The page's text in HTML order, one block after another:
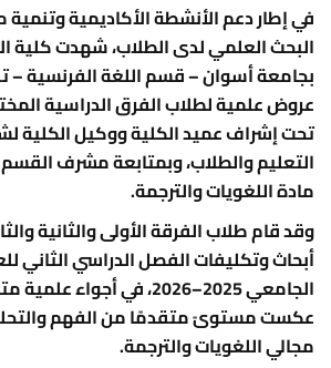
في إطار دعم الأنشطة الأكاديمية وتنمية
البحث العلمي لدى الطلاب، شهدتكلية
بجامعة أسوان– قسم اللغة الفرنسية –
عروض علمية لطلاب الفرق الدراسية
تحت إشراف عميد الكلية ووكيل الكلية
التعليم والطلاب، وبمتابعة مشرف
مادة اللغويات والترجمة.
وقد قام طلاب الفرقة الأولى والثانية
أبحاث وتكليفات الفصل الدراسي الثاني
الجامعي 2025–2026، في أجواء
عكست مستوىً متقدمًا من الفهم
مجالي اللغويات والترجمة.